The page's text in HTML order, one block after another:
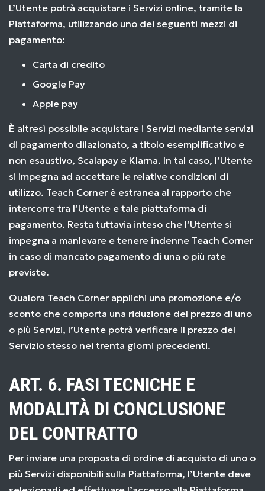
L’Utente potrà acquistare i Servizi online, tramite la
Piattaforma, utilizzando uno dei seguenti mezzi di
pagamento:
Carta di credito
Google Pay
Apple pay
È altresì possibile acquistare i Servizi mediante servizi
di pagamento dilazionato, a titolo esemplificativo e
non esaustivo, Scalapay e Klarna. In tal caso, l’Utente
si impegna ad accettare le relative condizioni di
utilizzo. Teach Corner è estranea al rapporto che
intercorre tra l’Utente e tale piattaforma di
pagamento. Resta tuttavia inteso che l’Utente si
impegna a manlevare e tenere indenne Teach Corner
in caso di mancato pagamento di una o più rate
previste.
Qualora Teach Corner applichi una promozione e/o
sconto che comporta una riduzione del prezzo di uno
o più Servizi, l’Utente potrà verificare il prezzo del
Servizio stesso nei trenta giorni precedenti.
ART. 6. FASI TECNICHE E
MODALITÀ DI CONCLUSIONE
DEL CONTRATTO
Per inviare una proposta di ordine di acquisto di uno o
più Servizi disponibili sulla Piattaforma, l’Utente deve